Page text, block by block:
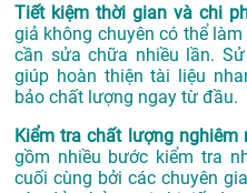
Tiết kiệm thời gian và chi
giả không chuyên có thể
cần sửa chữa nhiều lần.
giúp hoàn thiện tài liệu
bảo chất lượng ngay từ đầu.
Kiểm tra chất lượng
gồm nhiều bước kiểm tra
cuối cùng bởi các chuyên